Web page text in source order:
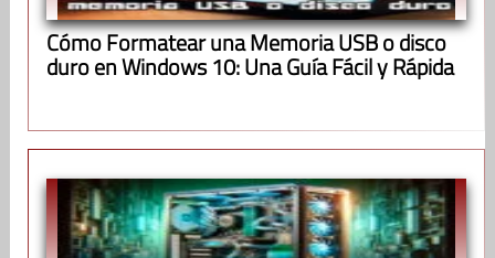
Cómo Formatear una Memoria USB o disco
duro en Windows 10: Una Guía Fácil y Rápida